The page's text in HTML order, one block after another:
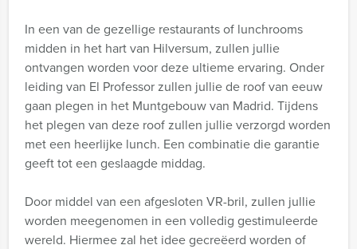
In een van de gezellige restaurants of lunchrooms
midden in het hart van Hilversum, zullen jullie
ontvangen worden voor deze ultieme ervaring. Onder
leiding van El Professor zullen jullie de roof van eeuw
gaan plegen in het Muntgebouw van Madrid. Tijdens
het plegen van deze roof zullen jullie verzorgd worden
met een heerlijke lunch. Een combinatie die garantie
geeft tot een geslaagde middag.
Door middel van een afgesloten VR-bril, zullen jullie
worden meegenomen in een volledig gestimuleerde
wereld. Hiermee zal het idee gecreëerd worden of